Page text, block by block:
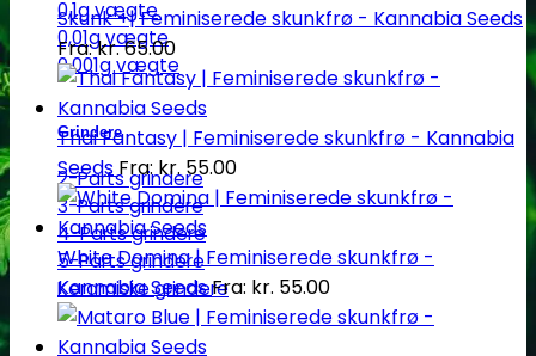
0,1g vægte
0,01g vægte
0,001g vægte
Grindere
2-Parts grindere
3-Parts grindere
4-Parts grindere
5-Parts grindere
Keramiske grindere
Skunk +| Feminiserede skunkfrø - Kannabia Seeds
Fra:kr.65.00
Thai Fantasy | Feminiserede skunkfrø - Kannabia
SeedsFra:kr.55.00
White Domina | Feminiserede skunkfrø -
Kannabia SeedsFra: kr. 55.00